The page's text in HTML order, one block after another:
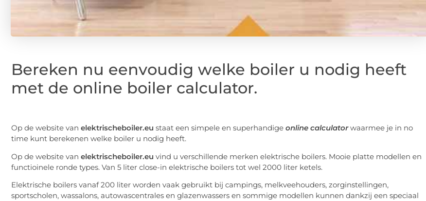
Bereken nu eenvoudig welke boiler u nodig heeft
met de online boiler calculator.
Op de website van elektrischeboiler.eu staat een simpele en superhandige online calculator waarmee je in no
time kunt berekenen welke boiler u nodig heeft.
Op de website van elektrischeboiler.eu vind u verschillende merken elektrische boilers. Mooie platte modellen en
functioinele ronde types. Van 5 liter close-in elektrische boilers tot wel 2000 liter ketels.
Elektrische boilers vanaf 200 liter worden vaak gebruikt bij campings, melkveehouders, zorginstellingen,
sportscholen, wassalons, autowascentrales en glazenwassers en sommige modellen kunnen dankzij een speciaal